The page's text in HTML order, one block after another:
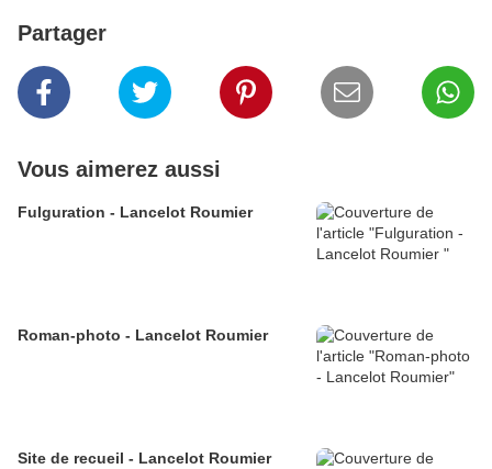
Partager
Vous aimerez aussi
Fulguration - Lancelot Roumier
Roman-photo - Lancelot Roumier
Site de recueil - Lancelot Roumier